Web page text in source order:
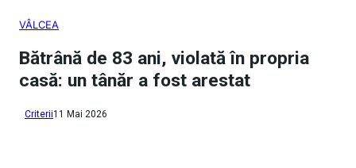
VÂLCEA
Bătrână de 83 ani, violată în propria
casă: un tânăr a fost arestat
Criterii11 Mai 2026